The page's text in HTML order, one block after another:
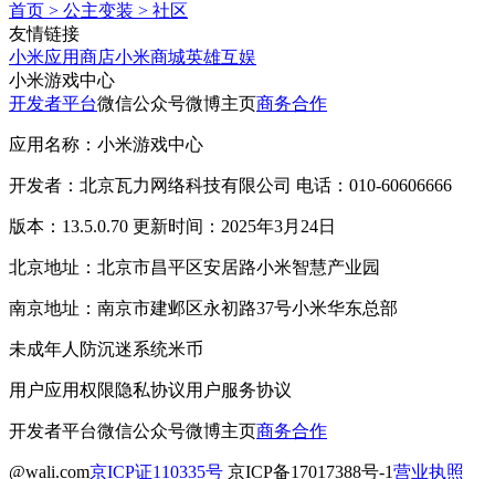
首页 > 公主变装 > 社区
友情链接
小米应用商店小米商城英雄互娱
小米游戏中心
开发者平台微信公众号微博主页商务合作
应用名称：小米游戏中心
开发者：北京瓦力网络科技有限公司 电话：010-60606666
版本：13.5.0.70 更新时间：2025年3月24日
北京地址：北京市昌平区安居路小米智慧产业园
南京地址：南京市建邺区永初路37号小米华东总部
未成年人防沉迷系统米币
用户应用权限隐私协议用户服务协议
开发者平台微信公众号微博主页商务合作
@wali.com京ICP证110335号 京ICP备17017388号-1营业执照